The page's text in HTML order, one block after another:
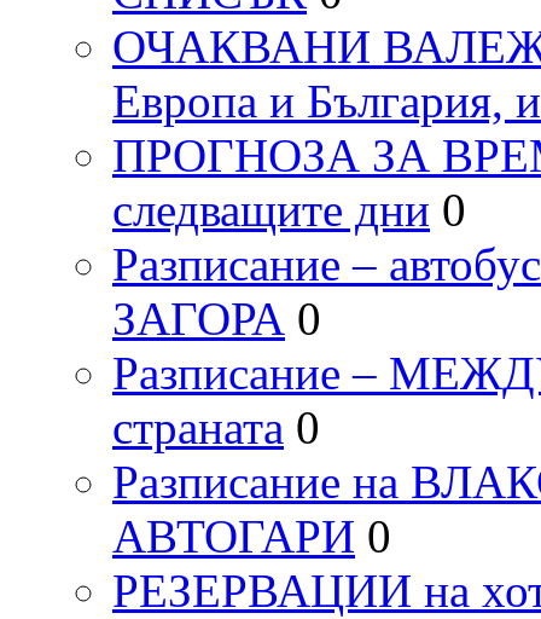
ОЧАКВАНИ ВАЛЕЖИ
Европа и България,
ПРОГНОЗА ЗА
следващите дни 0
Разписание –
ЗАГОРА 0
Разписание –
страната 0
Разписание на
АВТОГАРИ 0
РЕЗЕРВАЦИИ на